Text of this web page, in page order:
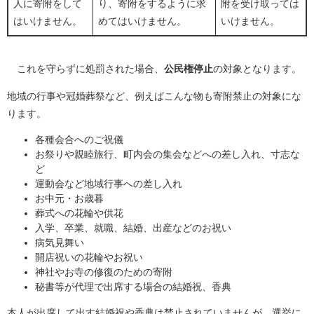
人に寄附をして
はいけません。
り、寄附をするように求
めてはいけません。
附を受け取っては
いけません。
これを守らずに処罰された場合、 公民権停止の対象となります。
地域の行事や冠婚葬祭など、例えばこんな物も寄附禁止の対象にな
ります。
各種会合へのご祝儀
お祭りや親睦旅行、町内会の集会などへの差し入れ、寸志な
ど
運動会など地域行事への差し入れ
お中元・お歳暮
葬式への花輪や供花
入学、卒業、就職、結婚、出産などのお祝い
病気見舞い
開店祝いの花輪やお祝い
神社やお寺の修復のための寄附
秘書等が代理で出席する場合の結婚祝、香典